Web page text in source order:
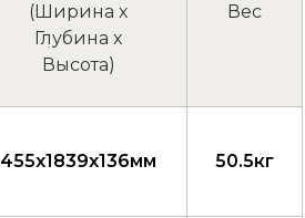
(Ширина x
Глубина x
Высота)
Вес
455x1839x136мм 50.5кг